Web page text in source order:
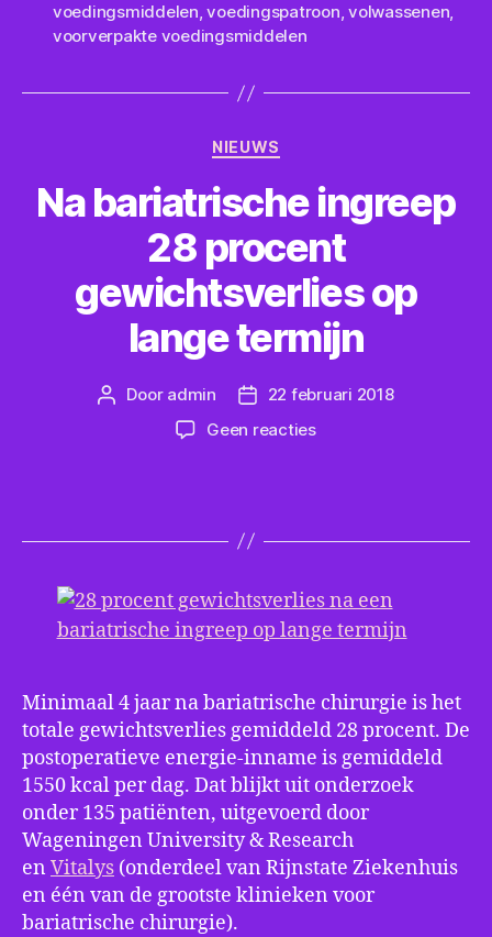
voedingsmiddelen,voedingspatroon,volwassenen,
voorverpakte voedingsmiddelen
Categorieën
NIEUWS
Na bariatrische ingreep
28 procent
gewichtsverlies op
lange termijn
Berichtauteur
Door admin Berichtdatum
22 februari 2018
Geen reactiesop
procent
op
lange
termijn
Minimaal 4 jaar na bariatrische chirurgie is het
totale gewichtsverlies gemiddeld 28 procent. De
postoperatieve energie-inname is gemiddeld
1550 kcal per dag. Dat blijkt uit onderzoek
onder 135 patiënten, uitgevoerd door
Wageningen University & Research
en Vitalys (onderdeel van Rijnstate Ziekenhuis
en één van de grootste klinieken voor
bariatrische chirurgie).